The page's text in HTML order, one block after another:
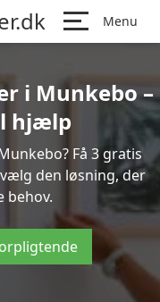
Menu
i Munkebo –
hjælp
Få 3 gratis
den løsning, der
behov.